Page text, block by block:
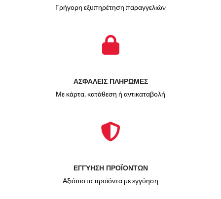
Γρήγορη εξυπηρέτηση παραγγελιών
ΑΣΦΑΛΕΙΣ ΠΛΗΡΩΜΕΣ
Με κάρτα, κατάθεση ή αντικαταβολή
ΕΓΓΥΗΣΗ ΠΡΟΪΟΝΤΩΝ
Αξιόπιστα προϊόντα με εγγύηση